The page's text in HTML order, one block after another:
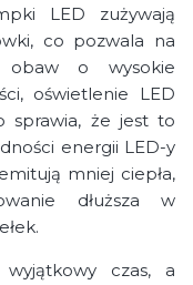
LED zużywają
co pozwala na
obaw o wysokie
oświetlenie LED
sprawia, że jest to
energii LED-y
mniej ciepła,
dłuższa w
czas, a